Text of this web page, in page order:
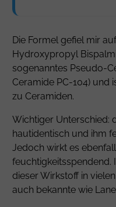
Die Formel gefiel mir
Hydroxypropyl
sogenanntes Pseudo-
Ceramide PC-104) und
zu Ceramiden.
Wichtiger Unterschied:
hautidentisch und ihm
Jedoch wirkt es
feuchtigkeitsspendend.
dieser Wirkstoff in
auch bekannte wie